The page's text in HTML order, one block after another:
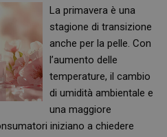
La primavera è una
stagione di transizione
anche per la pelle. Con
l’aumento delle
temperature, il cambio
di umidità ambientale e
una maggiore
iniziano a chiedere